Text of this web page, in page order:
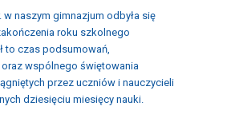
w naszym gimnazjum odbyła się
roku szkolnego
to czas podsumowań,
wspólnego świętowania
przez uczniów i nauczycieli
dziesięciu miesięcy nauki.